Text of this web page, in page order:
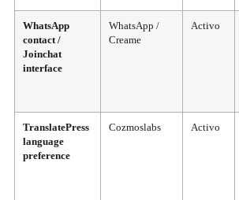
WhatsApp
contact /
Joinchat
interface
WhatsApp /
Creame
Activo
TranslatePress
language
preference
Cozmoslabs Activo